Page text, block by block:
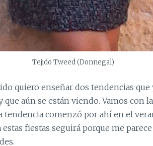
Tejido Tweed (Donnegal)
quiero enseñar dos tendencias que
que aún se están viendo. Vamos con
tendencia comenzó por ahí en el
fiestas seguirá porque me